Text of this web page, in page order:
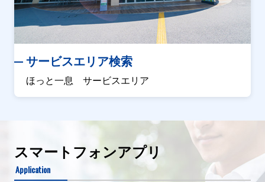
サービスエリア検索
ほっと一息 サービスエリア
スマートフォンアプリ
Application